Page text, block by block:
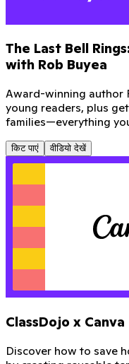
The Last Bell
with Rob Buyea
Award-winning author
young readers, plus
families—everything
किट पाएं वीडियो देखें
ClassDojo x Canva
Discover how to save